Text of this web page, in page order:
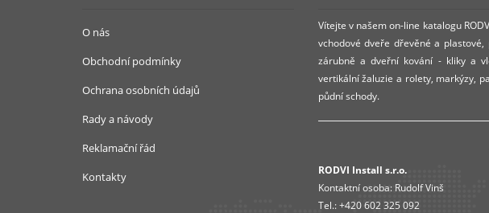
O nás
Obchodní podmínky
Ochrana osobních údajů
Rady a návody
Reklamační řád
Kontakty
Vítejte v našem on-line katalogu
vchodové dveře dřevěné a
zárubně a dveřní kování - kliky a
vertikální žaluzie a rolety, markýzy,
půdní schody.
RODVI Install s.r.o.
Kontaktní osoba:Rudolf Vinš
Tel.:+420 602 325 092